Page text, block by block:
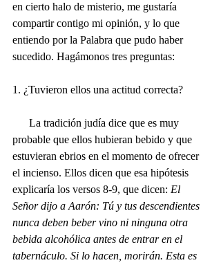
en cierto halo de misterio, me gustaría
compartir contigo mi opinión, y lo que
entiendo por la Palabra que pudo haber
sucedido. Hagámonos tres preguntas:
1. ¿Tuvieron ellos una actitud correcta?
probable que ellos hubieran bebido y que
estuvieran ebrios en el momento de ofrecer
el incienso. Ellos dicen que esa hipótesis
explicaría los versos 8-9, que dicen: El
Señor dijo a Aarón: Tú y tus descendientes
nunca deben beber vino ni ninguna otra
bebida alcohólica antes de entrar en el
tabernáculo. Si lo hacen, morirán. Esta es